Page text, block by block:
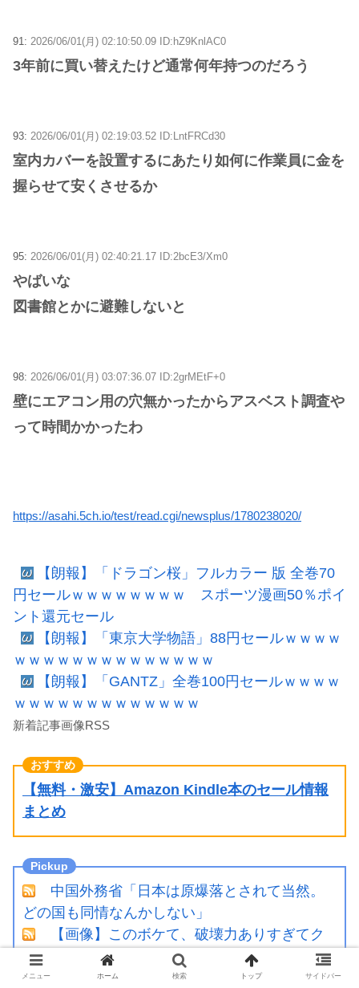
91: 2026/06/01(月) 02:10:50.09 ID:hZ9KnlAC0
3年前に買い替えたけど通常何年持つのだろう
93: 2026/06/01(月) 02:19:03.52 ID:LntFRCd30
室内カバーを設置するにあたり如何に作業員に金を
握らせて安くさせるか
95: 2026/06/01(月) 02:40:21.17 ID:2bcE3/Xm0
やばいな
図書館とかに避難しないと
98: 2026/06/01(月) 03:07:36.07 ID:2grMEtF+0
壁にエアコン用の穴無かったからアスベスト調査や
って時間かかったわ
https://asahi.5ch.io/test/read.cgi/newsplus/1780238020/
【朗報】「ドラゴン桜」フルカラー 版 全巻70
円セールｗｗｗｗｗｗｗｗ スポーツ漫画50％ポイ
ント還元セール
【朗報】「東京大学物語」88円セールｗｗｗｗ
ｗｗｗｗｗｗｗｗｗｗｗｗｗｗ
【朗報】「GANTZ」全巻100円セールｗｗｗｗ
ｗｗｗｗｗｗｗｗｗｗｗｗｗ
新着記事画像RSS
【無料・激安】Amazon Kindle本のセール情報
まとめ
中国外務省「日本は原爆落とされて当然。
どの国も同情なんかしない」
【画像】このボケて、破壊力ありすぎてク
ッソワロタｗｗｗｗｗｗｗｗｗ
【朗報】爆胸の気象予報士さん、NHKから
メニュー ホーム 検索 トップ サイドバー